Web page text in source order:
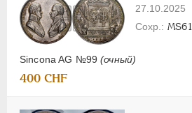
27.10.2025
Sincona AG №99(очный)
MS61
400 CHF